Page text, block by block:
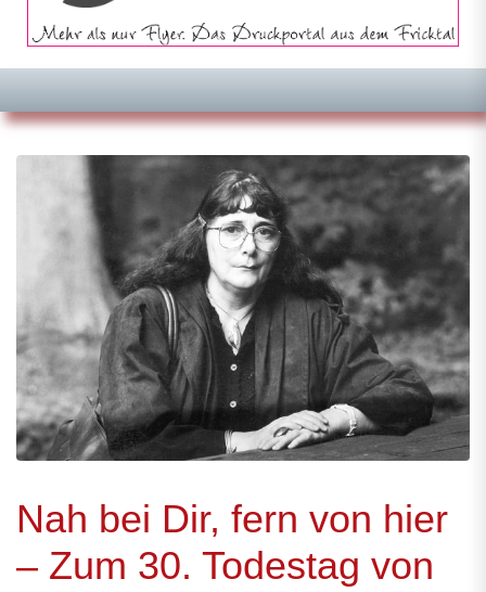
Nah bei Dir, fern von hier
– Zum 30. Todestag von